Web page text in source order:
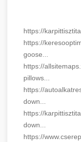
https://
https://
goose...
https://
pillows...
https://
down...
https://
down...
https://